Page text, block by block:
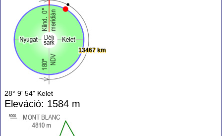
13467 km
28° 9' 54" Kelet
Eleváció: 1584 m